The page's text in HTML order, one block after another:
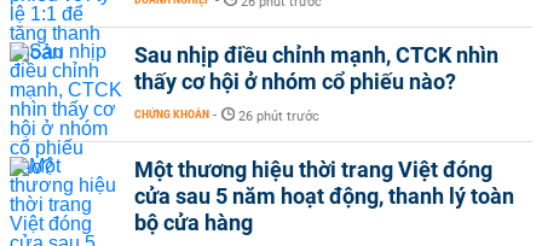
Sau nhịp điều chỉnh mạnh, CTCK nhìn
thấy cơ hội ở nhóm cổ phiếu nào?
CHỨNG KHOÁN - 26 phút trước
Một thương hiệu thời trang Việt đóng
cửa sau 5 năm hoạt động, thanh lý toàn
bộ cửa hàng